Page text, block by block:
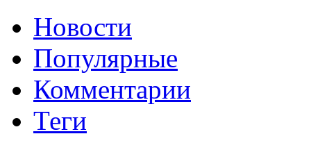
Новости
Популярные
Комментарии
Теги